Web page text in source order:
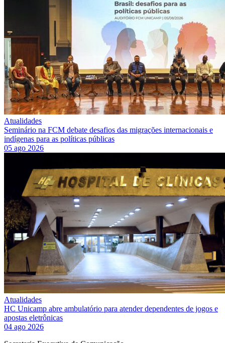
Atualidades
Seminário na FCM debate desafios das migrações internacionais e
indígenas para as políticas públicas
05 ago 2026
Atualidades
HC Unicamp abre ambulatório para atender dependentes de jogos e
apostas eletrônicas
04 ago 2026